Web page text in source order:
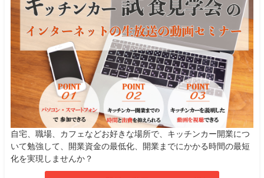
自宅、職場、カフェなどお好きな場所で、キッチンカー開業につ
いて勉強して、開業資金の最低化、開業までにかかる時間の最短
化を実現しませんか？